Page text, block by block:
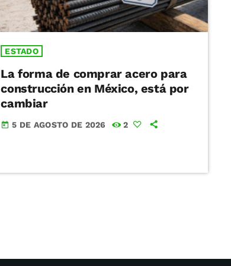
ESTADO
La forma de comprar acero para
construcción en México, está por
cambiar
today 5 DE AGOSTO DE 2026 2